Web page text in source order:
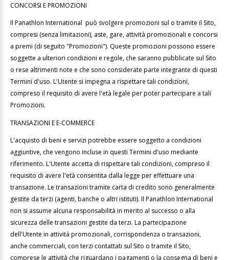
CONCORSI E PROMOZIONI
Il Panathlon International può svolgere promozioni sul o tramite il Sito,
compresi (senza limitazioni), aste, gare, attività promozionali e concorsi
a premi (di seguito "Promozioni"). Queste promozioni possono essere
soggette a ulteriori condizioni e regole, che saranno pubblicate sul Sito
o rese altrimenti note e che sono considerate parte integrante di questi
Termini d'uso. L'Utente si impegna a rispettare tali condizioni,
compreso il requisito di avere l'età legale per poter partecipare a tali
Promozioni.
TRANSAZIONI E E-COMMERCE
L'acquisto di beni e servizi potrebbe essere soggetto a condizioni
aggiuntive, che vengono incluse in questi Termini d'uso mediante
riferimento. L'Utente accetta di rispettare tali condizioni, compreso il
requisito di avere l'età consentita dalla legge per effettuare una
transazione. Le transazioni tramite carta di credito sono generalmente
gestite da terzi (agenti, banche o altri istituti). Il Panathlon International
non si assume alcuna responsabilità in merito al successo o alla
sicurezza delle transazioni gestite da terzi. La partecipazione
dell'Utente in attività promozionali, corrispondenza o transazioni,
anche commerciali, con terzi contattati sul Sito o tramite il Sito,
comprese le attività che riguardano i pagamenti o la consegna di beni e